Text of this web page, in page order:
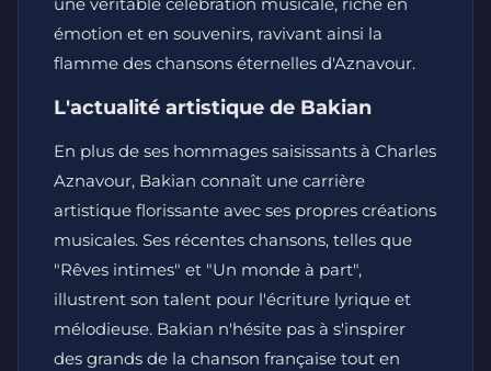
émotion et en souvenirs, ravivant ainsi la
flamme des chansons éternelles d'Aznavour.
L'actualité artistique de Bakian
En plus de ses hommages saisissants à Charles
Aznavour, Bakian connaît une carrière
artistique florissante avec ses propres créations
musicales. Ses récentes chansons, telles que
"Rêves intimes" et "Un monde à part",
illustrent son talent pour l'écriture lyrique et
mélodieuse. Bakian n'hésite pas à s'inspirer
des grands de la chanson française tout en